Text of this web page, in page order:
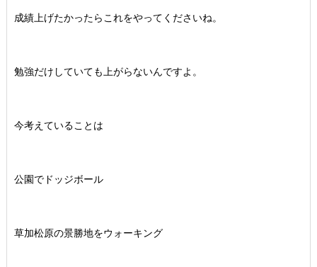
成績上げたかったらこれをやってくださいね。
勉強だけしていても上がらないんですよ。
今考えていることは
公園でドッジボール
草加松原の景勝地をウォーキング